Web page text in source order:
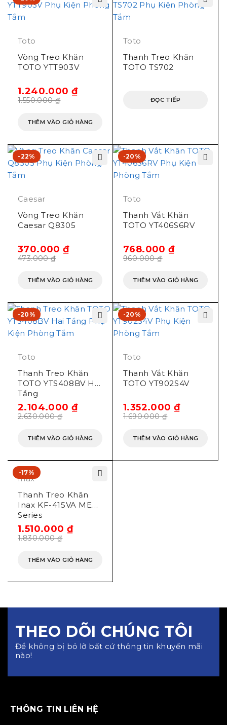
Toto
Vòng Treo Khăn
TOTO YTT903V
1.550.000₫
1.240.000₫
THÊM VÀO GIỎ HÀNG
Toto
Thanh Treo Khăn
TOTO TS702
ĐỌC TIẾP
-22%
Caesar
Vòng Treo Khăn
Caesar Q8305
473.000₫
370.000₫
THÊM VÀO GIỎ HÀNG
-20%
Toto
Thanh Vắt Khăn
TOTO YT406S6RV
960.000₫
768.000₫
THÊM VÀO GIỎ HÀNG
-20%
Toto
Thanh Treo Khăn
TOTO YTS408BV Hai
Tầng
2.630.000₫
2.104.000₫
THÊM VÀO GIỎ HÀNG
-20%
Toto
Thanh Vắt Khăn
TOTO YT902S4V
1.690.000₫
1.352.000₫
THÊM VÀO GIỎ HÀNG
-17%
Inax
Thanh Treo Khăn
Inax KF-415VA ME
Series
1.830.000₫
1.510.000₫
THÊM VÀO GIỎ HÀNG
THEO DÕI CHÚNG TÔI
Để không bị bỏ lỡ bất cứ thông tin khuyến mãi
nào!
THÔNG TIN LIÊN HỆ